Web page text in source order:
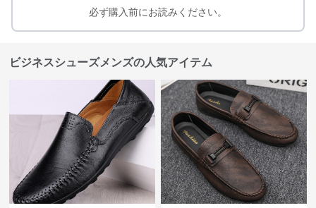
必ず購入前にお読みください。
ビジネスシューズメンズの人気アイテム